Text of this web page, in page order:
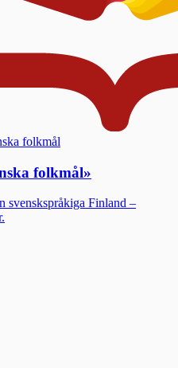
folkmål
folkmål»
svenskspråkiga Finland –